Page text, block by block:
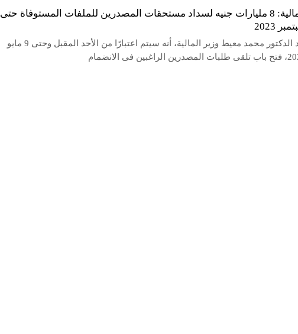
المالية: 8 مليارات جنيه لسداد مستحقات المصدرين للملفات المستوفاة حتى
2023
أكد الدكتور محمد معيط وزير المالية، أنه سيتم اعتبارًا من الأحد المقبل وحتى 9 مايو
الراغبين فى الانضمام